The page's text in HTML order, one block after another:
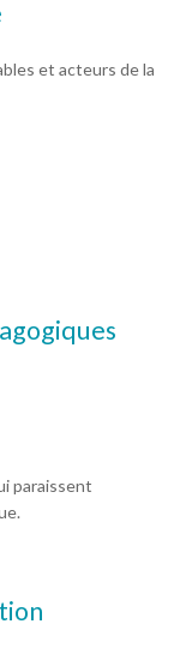
et acteurs de la
paraissent